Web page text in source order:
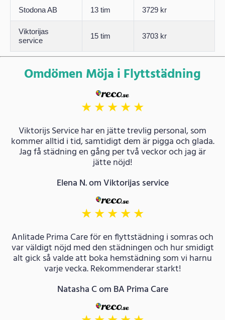
Stodona AB 13 tim 3729 kr
Viktorijas
service
15 tim 3703 kr
Omdömen Möja i Flyttstädning
★★★★★
Viktorijs Service har en jätte trevlig personal, som
kommer alltid i tid, samtidigt dem är pigga och glada.
Jag få städning en gång per två veckor och jag är
jätte nöjd!
Elena N. om Viktorijas service
★★★★★
Anlitade Prima Care för en flyttstädning i somras och
var väldigt nöjd med den städningen och hur smidigt
alt gick så valde att boka hemstädning som vi harnu
varje vecka. Rekommenderar starkt!
Natasha C om BA Prima Care